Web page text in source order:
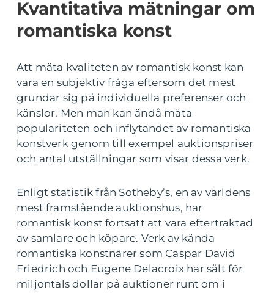
Kvantitativa mätningar om
romantiska konst
Att mäta kvaliteten av romantisk konst kan
vara en subjektiv fråga eftersom det mest
grundar sig på individuella preferenser och
känslor. Men man kan ändå mäta
populariteten och inflytandet av romantiska
konstverk genom till exempel auktionspriser
och antal utställningar som visar dessa verk.
Enligt statistik från Sotheby’s, en av världens
mest framstående auktionshus, har
romantisk konst fortsatt att vara eftertraktad
av samlare och köpare. Verk av kända
romantiska konstnärer som Caspar David
Friedrich och Eugene Delacroix har sålt för
miljontals dollar på auktioner runt om i